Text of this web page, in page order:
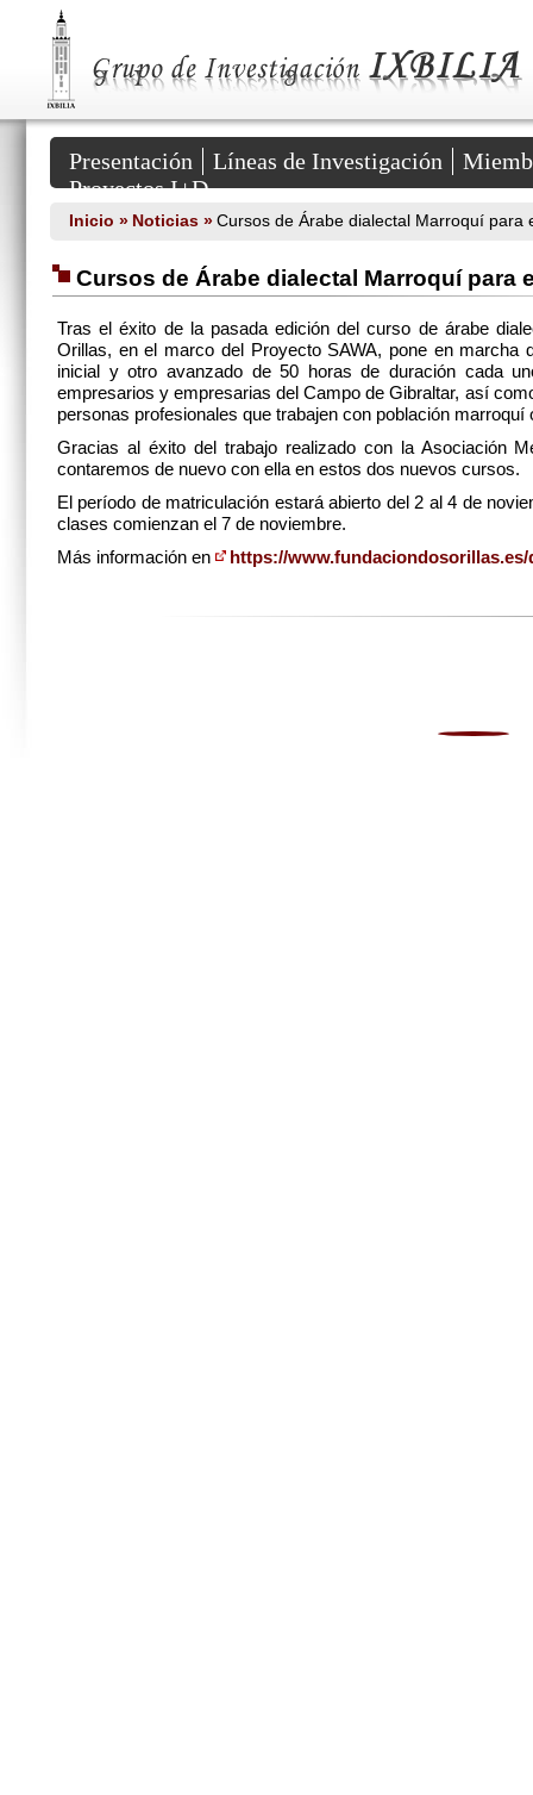
Investigación
Secciones
Presentación Líneas de Investigación
Proyectos I+D
Inicio » Noticias » Cursos de Árabe dialectal Marroquí para
Cursos de Árabe dialectal Marroquí para
Tras el éxito de la pasada edición del curso de árabe
Orillas, en el marco del Proyecto SAWA, pone en
inicial y otro avanzado de 50 horas de duración cada
empresarios y empresarias del Campo de Gibraltar, así
personas profesionales que trabajen con población marroquí
Gracias al éxito del trabajo realizado con la Asociación
contaremos de nuevo con ella en estos dos nuevos cursos.
El período de matriculación estará abierto del 2 al 4 de
clases comienzan el 7 de noviembre.
Más información en
https://